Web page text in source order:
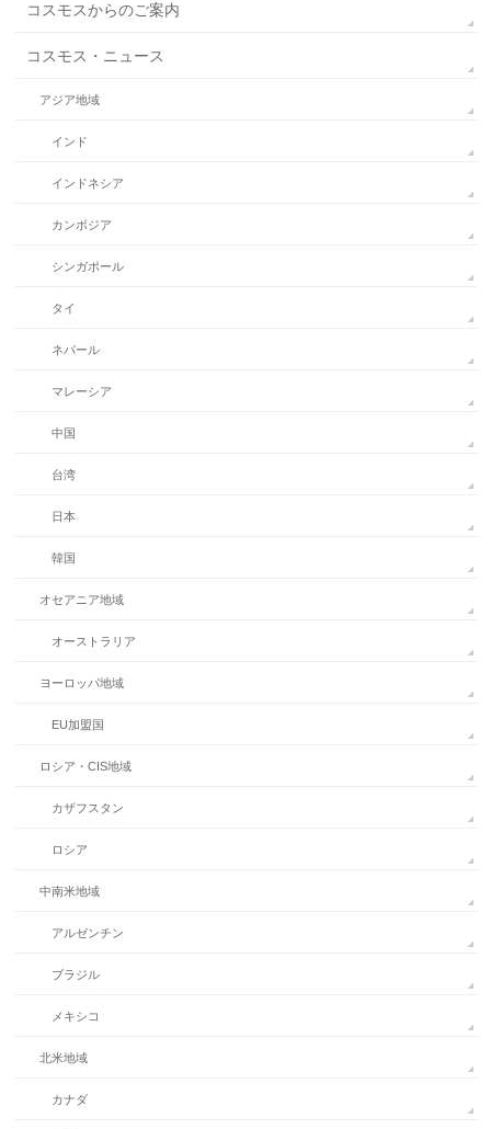
コスモスからのご案内
コスモス・ニュース
アジア地域
インド
インドネシア
カンボジア
シンガポール
タイ
ネパール
マレーシア
中国
台湾
日本
韓国
オセアニア地域
オーストラリア
ヨーロッパ地域
EU加盟国
ロシア・CIS地域
カザフスタン
ロシア
中南米地域
アルゼンチン
ブラジル
メキシコ
北米地域
カナダ